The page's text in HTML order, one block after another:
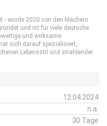
- wurde 2020 von den Machern
und ist für viele deutsche
und wirksame
sich darauf spezialisiert,
Lebensstil und strahlender
12.04.2024
n.a.
30 Tage